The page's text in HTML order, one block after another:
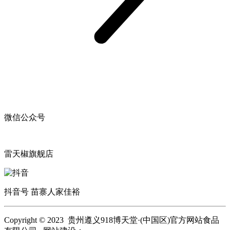
微信公众号
雷天椒旗舰店
抖音号 苗寨人家佳裕
Copyright © 2023 贵州遵义918博天堂·(中国区)官方网站食品